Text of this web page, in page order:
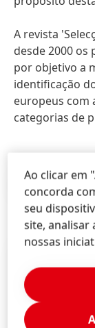
A revista
desde 2000 os
por objetivo a
identificação
europeus com
categorias de
Press
Ao clicar em
concorda
seu
site, analisar
nossas